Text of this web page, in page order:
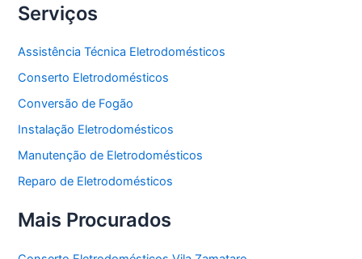
Serviços
Assistência Técnica Eletrodomésticos
Conserto Eletrodomésticos
Conversão de Fogão
Instalação Eletrodomésticos
Manutenção de Eletrodomésticos
Reparo de Eletrodomésticos
Mais Procurados